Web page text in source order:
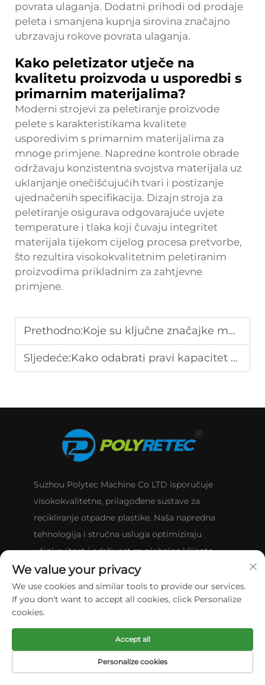
povrata ulaganja. Dodatni prihodi od prodaje
peleta i smanjena kupnja sirovina značajno
ubrzavaju rokove povrata ulaganja.
Kako peletizator utječe na
kvalitetu proizvoda u usporedbi s
primarnim materijalima?
Moderni strojevi za peletiranje proizvode
pelete s karakteristikama kvalitete
usporedivim s primarnim materijalima za
mnoge primjene. Napredne kontrole obrade
održavaju konzistentna svojstva materijala uz
uklanjanje onečišćujućih tvari i postizanje
ujednačenih specifikacija. Dizajn stroja za
peletiranje osigurava odgovarajuće uvjete
temperature i tlaka koji čuvaju integritet
materijala tijekom cijelog procesa pretvorbe,
što rezultira visokokvalitetnim peletiranim
proizvodima prikladnim za zahtjevne
primjene.
Prethodno:Koje su ključne značajke moderne mašine za peletizaciju PET-a?
Sljedeće:Kako odabrati pravi kapacitet recikliranja plastične folije?
Suzhou Polytec Machine Co LTD isporučuje
visokokvalitetne, prilagođene sustave za
recikliranje otpadne plastike. Naša napredna
tehnologija i stručna usluga optimiziraju
učinkovitost i održivost za globalne klijente.
Zhangjiagang City(Nearby Shanghai City ,One Hour
POČETNA
We value your privacy
We use cookies and similar tools to provide our services.
If you don't want to accept all cookies, click Personalize
cookies.
Personalize cookies
Accept all